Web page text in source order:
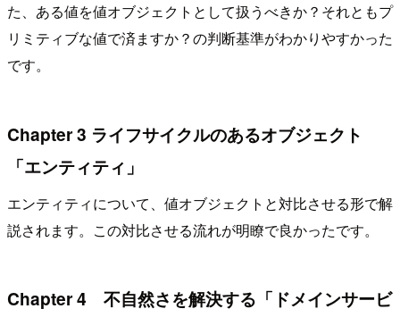
た、ある値を値オブジェクトとして扱うべきか？それともプ
リミティブな値で済ますか？の判断基準がわかりやすかった
です。
Chapter 3 ライフサイクルのあるオブジェクト
「エンティティ」
エンティティについて、値オブジェクトと対比させる形で解
説されます。この対比させる流れが明瞭で良かったです。
Chapter 4 不自然さを解決する「ドメインサービ